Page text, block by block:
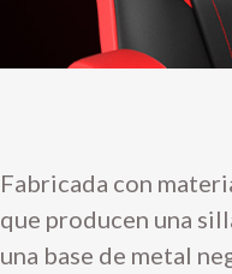
Fabricada con
que producen una
una base de metal